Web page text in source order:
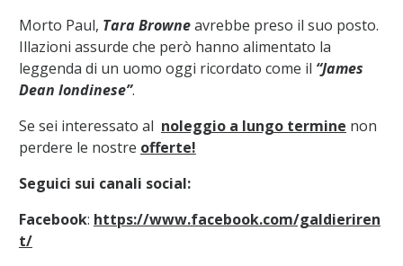
Morto Paul, Tara Browneavrebbe preso il suo posto.
Illazioni assurde che però hanno alimentato la
leggenda di un uomo oggi ricordato come il “James
Dean londinese”.
Se sei interessato al noleggio a lungo termine non
perdere le nostre offerte!
Seguici sui canali social:
Facebook: https://www.facebook.com/galdieriren
t/